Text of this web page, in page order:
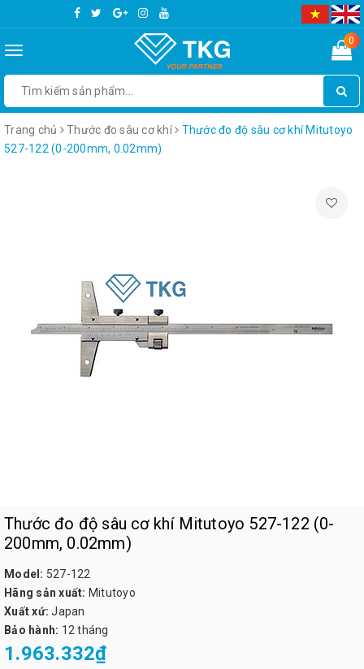
Toggle
0
Trang chủ Thước đo sâu cơ khí
Thước đo độ sâu cơ khí Mitutoyo
527-122 (0-200mm, 0.02mm)
Thước đo độ sâu cơ khí Mitutoyo 527-122 (0-
200mm, 0.02mm)
Model: 527-122
Hãng sản xuất: Mitutoyo
Xuất xứ: Japan
Bảo hành: 12 tháng
1.963.332₫